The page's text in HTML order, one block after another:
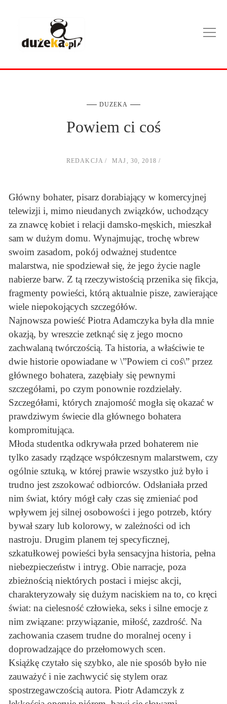
DUZEKA
Powiem ci coś
REDAKCJA MAJ, 30, 2018
Główny bohater, pisarz dorabiający w komercyjnej
telewizji i, mimo nieudanych związków, uchodzący
za znawcę kobiet i relacji damsko-męskich, mieszkał
sam w dużym domu. Wynajmując, trochę wbrew
swoim zasadom, pokój odważnej studentce
malarstwa, nie spodziewał się, że jego życie nagle
nabierze barw. Z tą rzeczywistością przenika się fikcja,
fragmenty powieści, którą aktualnie pisze, zawierające
wiele niepokojących szczegółów.
Najnowsza powieść Piotra Adamczyka była dla mnie
okazją, by wreszcie zetknąć się z jego mocno
zachwalaną twórczością. Ta historia, a właściwie te
dwie historie opowiadane w \”Powiem ci coś\” przez
głównego bohatera, zazębiały się pewnymi
szczegółami, po czym ponownie rozdzielały.
Szczegółami, których znajomość mogła się okazać w
prawdziwym świecie dla głównego bohatera
kompromitująca.
Młoda studentka odkrywała przed bohaterem nie
tylko zasady rządzące współczesnym malarstwem, czy
ogólnie sztuką, w której prawie wszystko już było i
trudno jest zszokować odbiorców. Odsłaniała przed
nim świat, który mógł cały czas się zmieniać pod
wpływem jej silnej osobowości i jego potrzeb, który
bywał szary lub kolorowy, w zależności od ich
nastroju. Drugim planem tej specyficznej,
szkatułkowej powieści była sensacyjna historia, pełna
niebezpieczeństw i intryg. Obie narracje, poza
zbieżnością niektórych postaci i miejsc akcji,
charakteryzowały się dużym naciskiem na to, co kręci
świat: na cielesność człowieka, seks i silne emocje z
nim związane: przywiązanie, miłość, zazdrość. Na
zachowania czasem trudne do moralnej oceny i
doprowadzające do przełomowych scen.
Książkę czytało się szybko, ale nie sposób było nie
zauważyć i nie zachwycić się stylem oraz
spostrzegawczością autora. Piotr Adamczyk z